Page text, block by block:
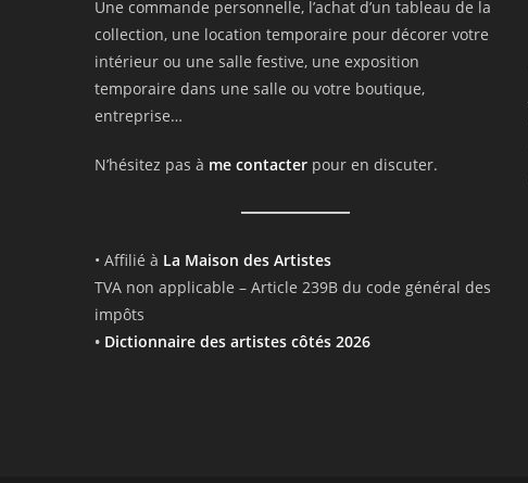
Une commande personnelle, l’achat d’un tableau de la
collection, une location temporaire pour décorer votre
intérieur ou une salle festive, une exposition
temporaire dans une salle ou votre boutique,
entreprise…
N’hésitez pas à me contacter pour en discuter.
• Affilié à La Maison des Artistes
TVA non applicable – Article 239B du code général des
impôts
• Dictionnaire des artistes côtés 2026